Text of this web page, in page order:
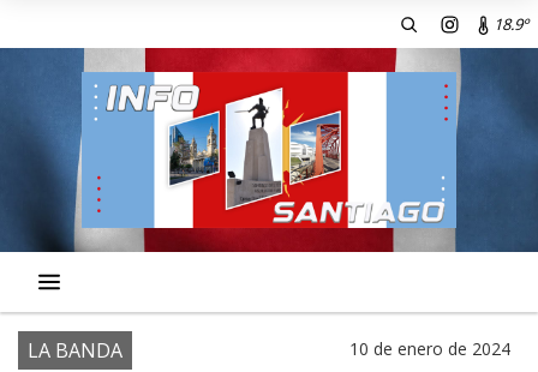
18.9º
LA BANDA 10 de enero de 2024